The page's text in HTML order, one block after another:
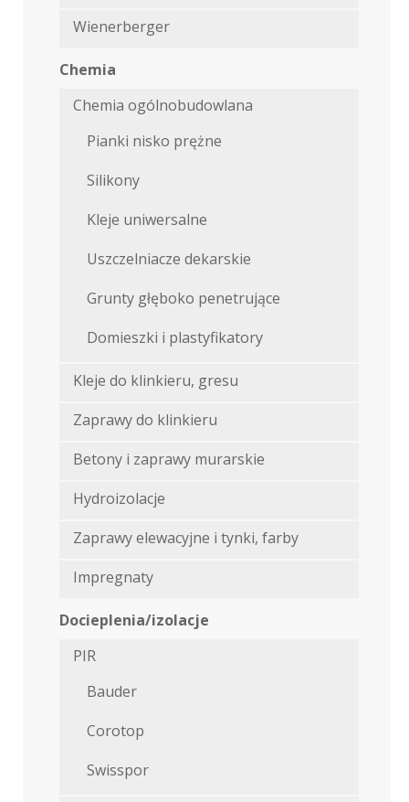
Wienerberger
Chemia
Chemia ogólnobudowlana
Pianki nisko prężne
Silikony
Kleje uniwersalne
Uszczelniacze dekarskie
Grunty głęboko penetrujące
Domieszki i plastyfikatory
Kleje do klinkieru, gresu
Zaprawy do klinkieru
Betony i zaprawy murarskie
Hydroizolacje
Zaprawy elewacyjne i tynki, farby
Impregnaty
Docieplenia/izolacje
PIR
Bauder
Corotop
Swisspor